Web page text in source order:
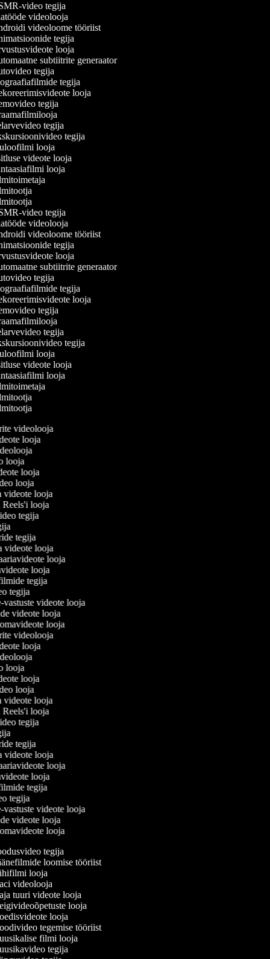
video tegija
videolooja
videoloome tööriist
tegija
looja
subtiitrite generaator
tegija
tegija
looja
tegija
tegija
tegija
looja
videote looja
looja
video tegija
videolooja
videoloome tööriist
tegija
looja
subtiitrite generaator
tegija
tegija
looja
tegija
tegija
tegija
looja
videote looja
looja
videolooja
looja
looja
looja
looja
videote looja
Reels'i looja
tegija
tegija
videote looja
looja
looja
tegija
tegija
vastuste videote looja
videote looja
looja
videolooja
looja
looja
looja
looja
videote looja
Reels'i looja
tegija
tegija
videote looja
looja
looja
tegija
tegija
vastuste videote looja
videote looja
looja
tegija
loomise tööriist
looja
videolooja
tuuri videote looja
looja
looja
tegemise tööriist
filmi looja
tegija